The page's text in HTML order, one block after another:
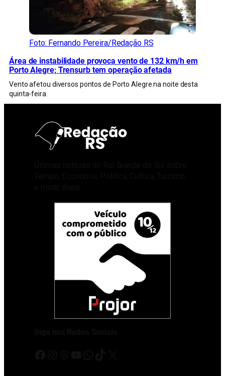
Foto: Fernando Pereira/Redação RS
Área de instabilidade provoca vento de 132 km/h em
Porto Alegre; Trensurb tem operação afetada
Vento afetou diversos pontos de Porto Alegre na noite desta
quinta-feira.